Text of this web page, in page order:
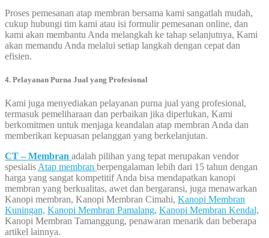
Proses pemesanan atap membran bersama kami sangatlah mudah,
cukup hubungi tim kami atau isi formulir pemesanan online, dan
kami akan membantu Anda melangkah ke tahap selanjutnya, Kami
akan memandu Anda melalui setiap langkah dengan cepat dan
efisien.
4. Pelayanan Purna Jual yang Profesional
Kami juga menyediakan pelayanan purna jual yang profesional,
termasuk pemeliharaan dan perbaikan jika diperlukan, Kami
berkomitmen untuk menjaga keandalan atap membran Anda dan
memberikan kepuasan pelanggan yang berkelanjutan.
CT – Membran adalah pilihan yang tepat merupakan vendor
spesialis Atap membran berpengalaman lebih dari 15 tahun dengan
harga yang sangat kompetitif Anda bisa mendapatkan kanopi
membran yang berkualitas, awet dan bergaransi, juga menawarkan
Kanopi membran, Kanopi Membran Cimahi, Kanopi Membran
Kuningan, Kanopi Membran Pamalang, Kanopi Membran Kendal,
Kanopi Membran Tamanggung, penawaran menarik dan beberapa
artikel lainnya.